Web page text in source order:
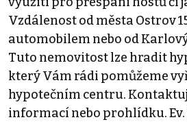
Vzdálenost od města Ostrov
automobilem nebo od
Tuto nemovitost lze hradit
který Vám rádi pomůžeme
hypotečním centru.
informací nebo prohlídku. Ev.